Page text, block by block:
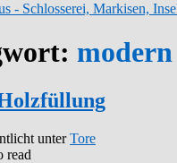
- Schlosserei, Markisen,
modern
unterTore
read